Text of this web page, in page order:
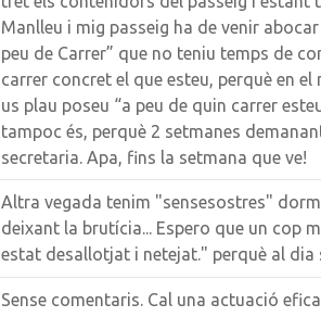
Manlleu i mig passeig ha de venir
peu de Carrer” que no teniu temps de
carrer concret el que esteu, perquè en
us plau poseu “a peu de quin carrer
tampoc és, perquè 2 setmanes
secretaria. Apa, fins la setmana que ve!
Altra vegada tenim "sensesostres"
deixant la brutícia... Espero que un cop
estat desallotjat i netejat." perquè al dia
Sense comentaris. Cal una actuació